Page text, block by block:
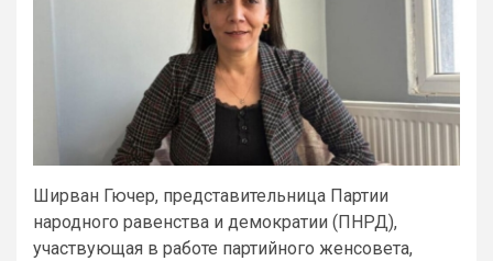
Ширван Гючер, представительница Партии
народного равенства и демократии (ПНРД),
участвующая в работе партийного женсовета,